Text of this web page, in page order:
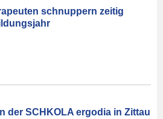
schnuppern zeitig
der SCHKOLA ergodia in Zittau